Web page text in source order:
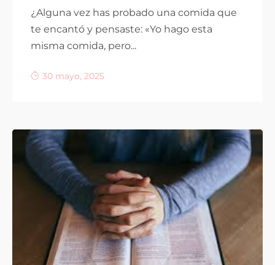
¿Alguna vez has probado una comida que
te encantó y pensaste: «Yo hago esta
misma comida, pero...
30 mayo, 2025